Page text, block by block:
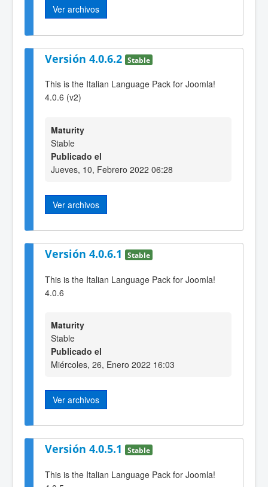
Ver archivos
Versión 4.0.6.2 Stable
This is the Italian Language Pack for Joomla!
4.0.6 (v2)
Maturity
Stable
Publicado el
Jueves, 10, Febrero 2022 06:28
Ver archivos
Versión 4.0.6.1 Stable
This is the Italian Language Pack for Joomla!
4.0.6
Maturity
Stable
Publicado el
Miércoles, 26, Enero 2022 16:03
Ver archivos
Versión 4.0.5.1 Stable
This is the Italian Language Pack for Joomla!